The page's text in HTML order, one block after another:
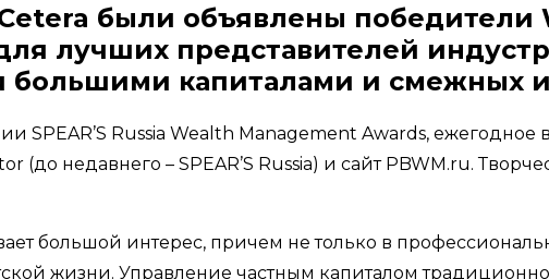
были объявлены победители
лучших представителей
большими капиталами и смежных
SPEAR’S Russia Wealth Management Awards,
(до недавнего – SPEAR’S Russia) и сайт PBWM.ru.
большой интерес, причем не только в
жизни. Управление частным капиталом